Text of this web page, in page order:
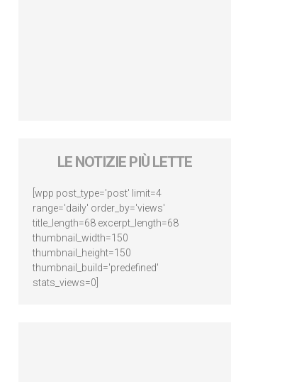
LE NOTIZIE PIÙ LETTE
[wpp post_type='post' limit=4
range='daily' order_by='views'
title_length=68 excerpt_length=68
thumbnail_width=150
thumbnail_height=150
thumbnail_build='predefined'
stats_views=0]